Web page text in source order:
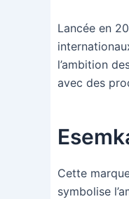
Lancée en
l’ambition
avec des
Cette
symbolise